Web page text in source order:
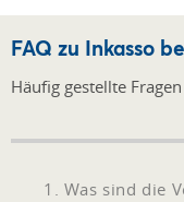
FAQ zu Inkasso
Häufig gestellte
1. Was sind die